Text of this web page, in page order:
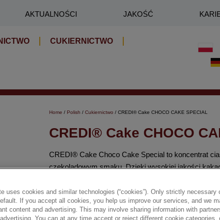
AKTUALNOŚCI JAKOŚĆ
CUKIERNICTWO
Home / Polish / Cukiernictwo / CREDI® Cake CHOCO CAKE SPECIAL
CREDI® Cake CHOCO
CREDI® Cake Choco Cake Special to koncentrat
czekoladowym smaku. Dzięki wysokiej jakości
✔ Intensywny czekoladowy smak
uses cookies and similar technologies (“cookies”). Only strictly necessary
If you accept all cookies, you help us improve our services, and we
content and advertising. This may involve sharing information with
You can at any time accept or reject different cookie categories,